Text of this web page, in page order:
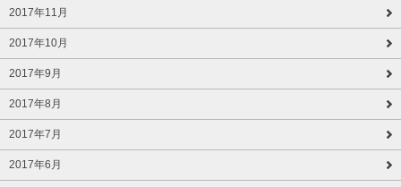
2017年11月
2017年10月
2017年9月
2017年8月
2017年7月
2017年6月